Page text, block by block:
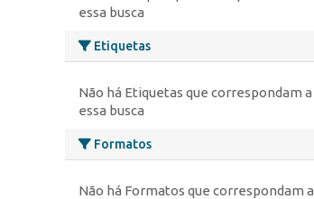
essa busca
Etiquetas
Não há Etiquetas que correspondam a
essa busca
Formatos
Não há Formatos que correspondam a